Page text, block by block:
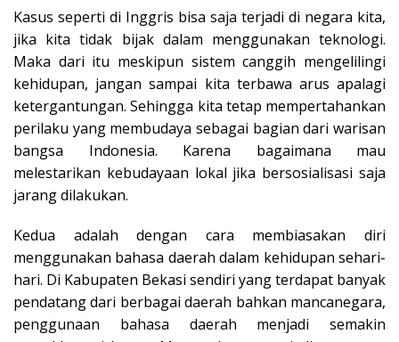
Kasus seperti di Inggris bisa saja terjadi di negara kita,
jika kita tidak bijak dalam menggunakan teknologi.
Maka dari itu meskipun sistem canggih mengelilingi
kehidupan, jangan sampai kita terbawa arus apalagi
ketergantungan. Sehingga kita tetap mempertahankan
perilaku yang membudaya sebagai bagian dari warisan
bangsa Indonesia. Karena bagaimana mau
melestarikan kebudayaan lokal jika bersosialisasi saja
jarang dilakukan.
Kedua adalah dengan cara membiasakan diri
menggunakan bahasa daerah dalam kehidupan sehari-
hari. Di Kabupaten Bekasi sendiri yang terdapat banyak
pendatang dari berbagai daerah bahkan mancanegara,
penggunaan bahasa daerah menjadi semakin